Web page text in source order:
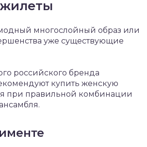
модный многослойный образ или
уже существующие
российского бренда
купить женскую
при правильной комбинации